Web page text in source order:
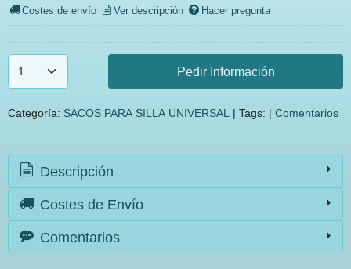
Costes de envío Ver descripción Hacer pregunta
Pedir Información
Categoría: SACOS PARA SILLA UNIVERSAL | Tags: | Comentarios
Descripción
Costes de Envío
Comentarios